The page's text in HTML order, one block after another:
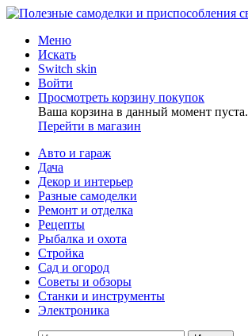
Меню
Искать
Switch skin
Войти
Просмотреть корзину покупок
Ваша корзина в данный момент пуста.
Перейти в магазин
Авто и гараж
Дача
Декор и интерьер
Разные самоделки
Ремонт и отделка
Рецепты
Рыбалка и охота
Стройка
Сад и огород
Советы и обзоры
Станки и инструменты
Электроника